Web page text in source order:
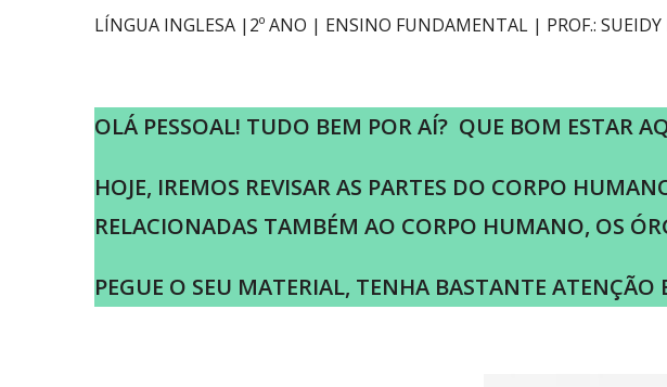
LÍNGUA INGLESA |2º ANO | ENSINO FUNDAMENTAL | PROF.: SUEIDY
OLÁ PESSOAL! TUDO BEM POR AÍ? QUE BOM ESTAR
HOJE, IREMOS REVISAR AS PARTES DO CORPO
RELACIONADAS TAMBÉM AO CORPO HUMANO, OS
PEGUE O SEU MATERIAL, TENHA BASTANTE